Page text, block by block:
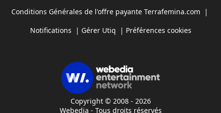
Conditions Générales de l'offre payante Terrafemina.com |
Notifications | Gérer Utiq | Préférences cookies
Copyright © 2008 - 2026
Webedia - Tous droits réservés